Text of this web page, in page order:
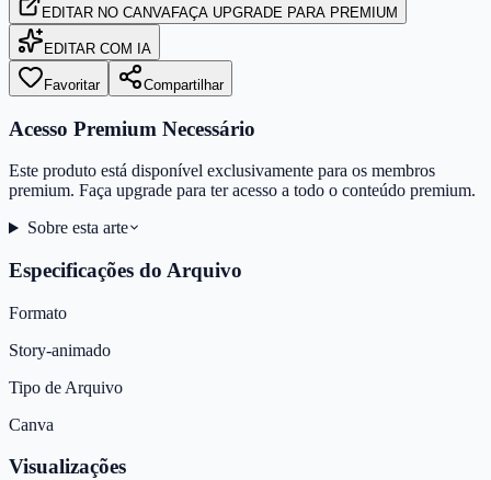
EDITAR NO CANVAFAÇA UPGRADE PARA PREMIUM
EDITAR COM IA
Favoritar Compartilhar
Acesso Premium Necessário
Este produto está disponível exclusivamente para os membros
premium. Faça upgrade para ter acesso a todo o conteúdo premium.
Sobre esta arte
Especificações do Arquivo
Formato
Story-animado
Tipo de Arquivo
Canva
Visualizações